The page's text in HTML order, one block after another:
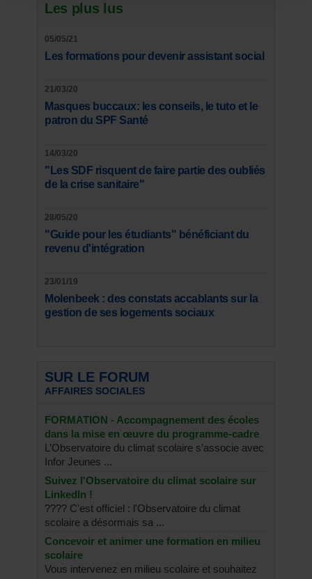
Les plus lus
05/05/21
Les formations pour devenir assistant social
21/03/20
Masques buccaux: les conseils, le tuto et le
patron du SPF Santé
14/03/20
"Les SDF risquent de faire partie des oubliés
de la crise sanitaire"
28/05/20
"Guide pour les étudiants" bénéficiant du
revenu d'intégration
23/01/19
Molenbeek : des constats accablants sur la
gestion de ses logements sociaux
SUR LE FORUM
AFFAIRES SOCIALES
FORMATION - Accompagnement des écoles
dans la mise en œuvre du programme-cadre
L’Observatoire du climat scolaire s’associe avec
Infor Jeunes ...
Suivez l'Observatoire du climat scolaire sur
LinkedIn !
???? C'est officiel : l'Observatoire du climat
scolaire a désormais sa ...
Concevoir et animer une formation en milieu
scolaire
Vous intervenez en milieu scolaire et souhaitez